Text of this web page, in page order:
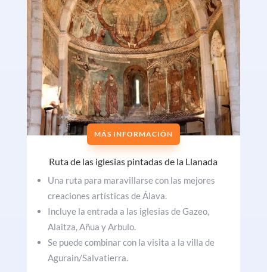
MÁS INFORMACIÓN
Ruta de las iglesias pintadas de la Llanada
Una ruta para maravillarse con las mejores
creaciones artísticas de Álava.
Incluye la entrada a las iglesias de Gazeo,
Alaitza, Añua y Arbulo.
Se puede combinar con la visita a la villa de
Agurain/Salvatierra.